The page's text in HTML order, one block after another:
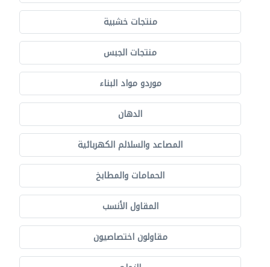
منتجات خشبية
منتجات الجبس
موردو مواد البناء
الدهان
المصاعد والسلالم الكهربائية
الحمامات والمطابخ
المقاول الأنسب
مقاولون اختصاصيون